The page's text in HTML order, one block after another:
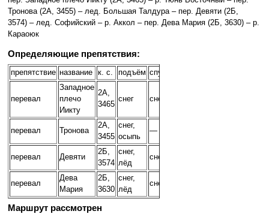
Тронова (2А, 3455) – лед. Большая Талдура – пер. Девяти (2Б,
3574) – лед. Софийский – р. Аккол – пер. Дева Мария (2Б, 3630) – р.
Караоюк
Определяющие препятствия:
препятствие название к. с. подъём спуск
перевал
Западное
плечо
Иикту
2А,
3465
снег снег
перевал Тронова
2А,
3455
снег,
осыпь
—
перевал Девяти
2Б,
3574
снег,
лёд
снег
перевал
Дева
Мария
2Б,
3630
снег,
лёд
снег
Маршрут рассмотрен